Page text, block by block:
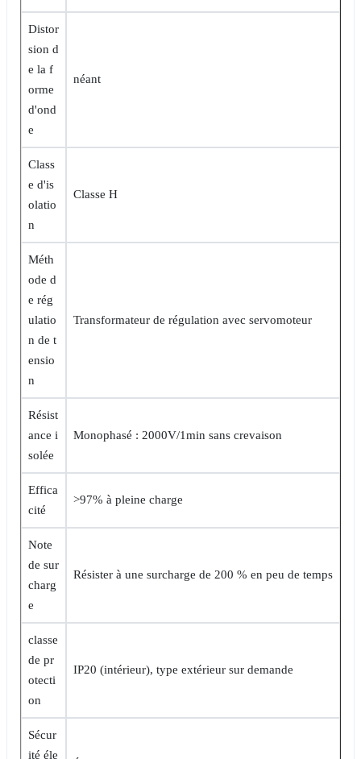
Distor
sion d
e la f
orme
d'ond
e
néant
Class
e d'is
olatio
n
Classe H
Méth
ode d
e rég
ulatio
n de t
ensio
n
Transformateur de régulation avec servomoteur
Résist
ance i
solée
Monophasé : 2000V/1min sans crevaison
Effica
cité
>97% à pleine charge
Note
de sur
charg
e
Résister à une surcharge de 200 % en peu de temps
classe
de pr
otecti
on
IP20 (intérieur), type extérieur sur demande
Sécur
ité éle